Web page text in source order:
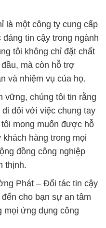
mong muốn được hỗ
hàng trong mọi
đồng công nghiệp
thịnh.
Phát – Đối tác tin cậy
cho bạn sự an tâm
ứng dụng công
hóa chất
PAC Chất Tạo
chất hóa chất
PAC Chất Tạo
hóa chất hóa chất
PAC Chất Tạo